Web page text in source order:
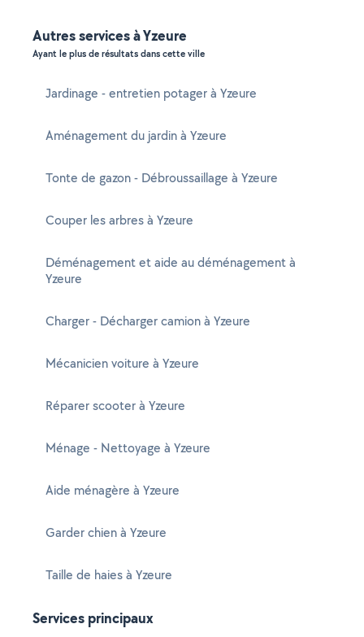
Autres services à Yzeure
Ayant le plus de résultats dans cette ville
Jardinage - entretien potager à Yzeure
Aménagement du jardin à Yzeure
Tonte de gazon - Débroussaillage à Yzeure
Couper les arbres à Yzeure
Déménagement et aide au déménagement à
Yzeure
Charger - Décharger camion à Yzeure
Mécanicien voiture à Yzeure
Réparer scooter à Yzeure
Ménage - Nettoyage à Yzeure
Aide ménagère à Yzeure
Garder chien à Yzeure
Taille de haies à Yzeure
Services principaux